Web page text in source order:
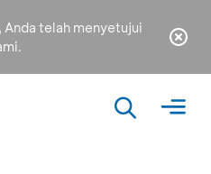
Anda telah menyetujui